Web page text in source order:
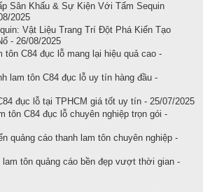
Sân Khấu & Sự Kiện Với Tấm Sequin
2025
Vật Liệu Trang Trí Đột Phá Kiến Tạo
- 26/08/2025
tôn C84 đục lỗ mang lại hiệu quả cao -
lam tôn C84 đục lỗ uy tín hàng đầu -
đục lỗ tại TPHCM giá tốt uy tín - 25/07/2025
tôn C84 đục lỗ chuyên nghiệp trọn gói -
quảng cáo thanh lam tôn chuyên nghiệp -
lam tôn quảng cáo bền đẹp vượt thời gian -